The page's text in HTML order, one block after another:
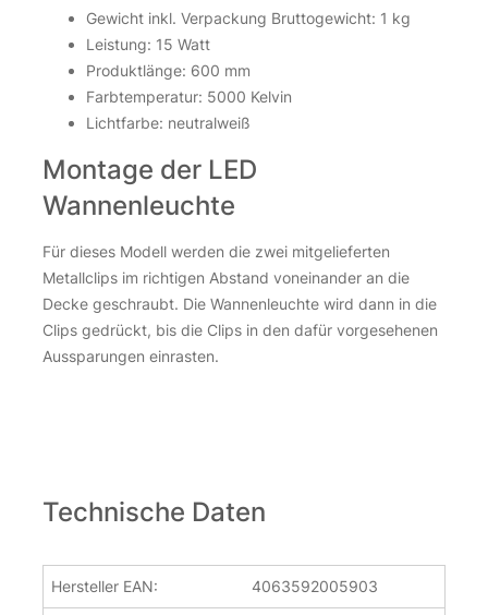
LED Feuchtraumleuchte 150cm | IP65 | CCT
einstellbare Farbtemperatur
104,45€
Über 100Stk. auf Lager
LED Feuchtraumleuchte 150cm | IP65 | CCT einstellbare
LED Feuchtraumleuchte 150cm | IP65 | CCT einstellbare
neutralweiss 4000 Kelvin 12 Watt IP54 | oval
Gewicht inkl. Verpackung Bruttogewicht: 1 kg
Leistung: 15 Watt
Produktlänge: 600 mm
Farbtemperatur: 5000 Kelvin
Lichtfarbe: neutralweiß
Montage der LED
Wannenleuchte
Für dieses Modell werden die zwei mitgelieferten
Metallclips im richtigen Abstand voneinander an die
Decke geschraubt. Die Wannenleuchte wird dann in die
Clips gedrückt, bis die Clips in den dafür vorgesehenen
Aussparungen einrasten.
Technische Daten
Hersteller EAN: 4063592005903